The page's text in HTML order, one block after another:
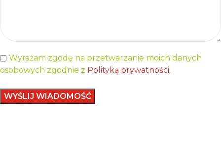
Wyrażam zgodę na przetwarzanie moich danych
osobowych zgodnie z Polityką prywatności.